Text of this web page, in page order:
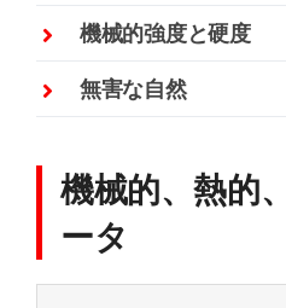
機械的強度と硬度
無害な自然
機械的、熱的
ータ